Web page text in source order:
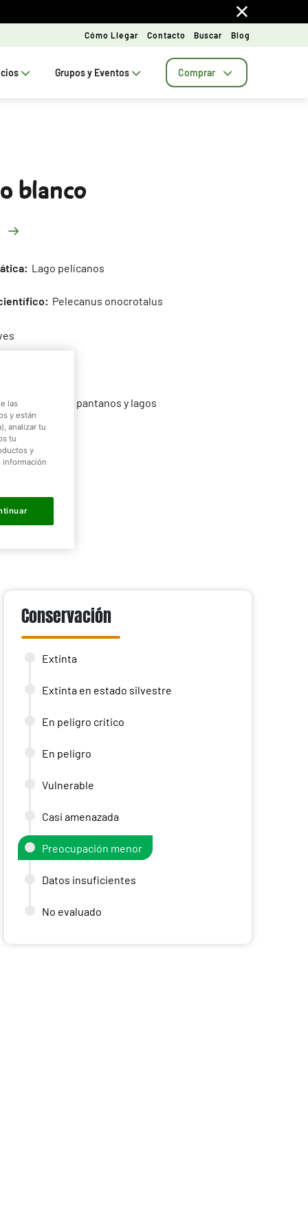
Cómo Llegar Contacto Buscar Blog
Grupos y Eventos Comprar
blanco
Lago pelícanos
Pelecanus onocrotalus
marismas, pantanos y lagos
12 kg
140 - 175 cm
Conservación
Extinta
Extinta en estado silvestre
En peligro crítico
En peligro
Vulnerable
Casi amenazada
Preocupación menor
Datos insuficientes
No evaluado
las
y están
analizar tu
tu
y
información